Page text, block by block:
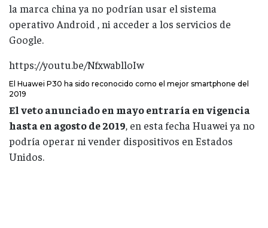
la marca china ya no podrían usar el sistema
operativo Android , ni acceder a los servicios de
Google.
https://youtu.be/NfxwablloIw
El Huawei P30 ha sido reconocido como el mejor smartphone del
2019
El veto anunciado en mayo entraría en vigencia
hasta en agosto de 2019, en esta fecha Huawei ya no
podría operar ni vender dispositivos en Estados
Unidos.